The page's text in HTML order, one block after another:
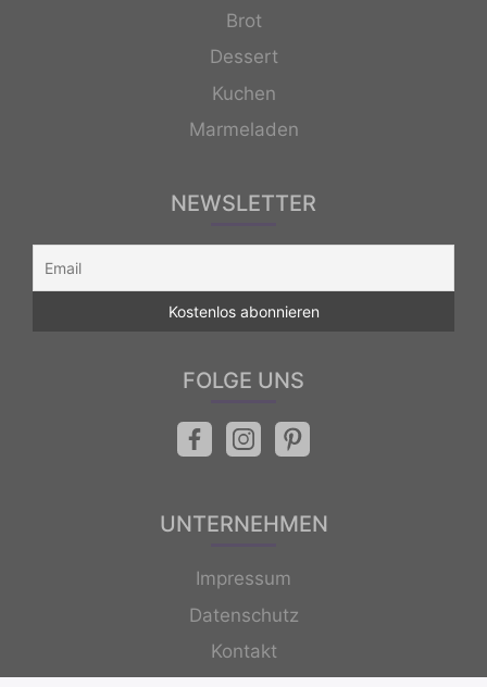
Brot
Dessert
Kuchen
Marmeladen
NEWSLETTER
FOLGE UNS
UNTERNEHMEN
Impressum
Datenschutz
Kontakt